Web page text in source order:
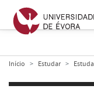
Início Estudar